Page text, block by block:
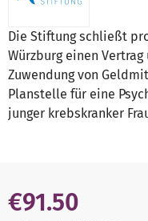
Die Stiftung schließt
Würzburg einen
Zuwendung von
Planstelle für eine
junger krebskranker
€91.50